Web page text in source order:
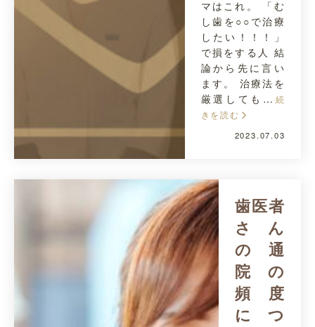
マはこれ。 「む
し歯を○○で治療
したい！！！」
で損をする人 結
論から先に言い
ます。 治療法を
厳選しても… 続
きを読む
2023.07.03
歯医者
さん
の通
院の
頻度
につ